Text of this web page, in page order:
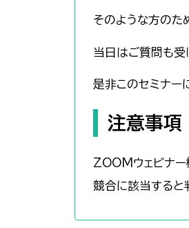
そのような方のた
当日はご質問も受
是非このセミナー
注意事項
ZOOMウェビナー
競合に該当すると